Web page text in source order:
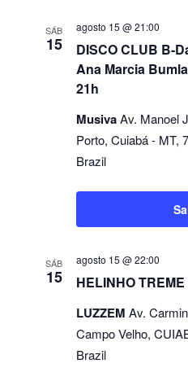
SÁB
15
agosto 15 @ 21:00
DISCO CLUB B-
Ana Marcia
21h
MusivaAv. Manoel
Porto, Cuiabá - MT,
Brazil
SÁB
15
agosto 15 @ 22:00
HELINHO
LUZZEM Av.
Campo Velho,
Brazil